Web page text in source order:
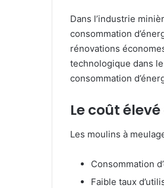
Dans l’industrie
consommation
rénovations
technologique dans
consommation
Le coût
Les moulins à
Consommation
Faible taux